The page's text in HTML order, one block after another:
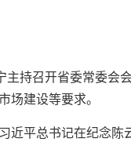
持召开省委常委会
场建设等要求。
近平总书记在纪念